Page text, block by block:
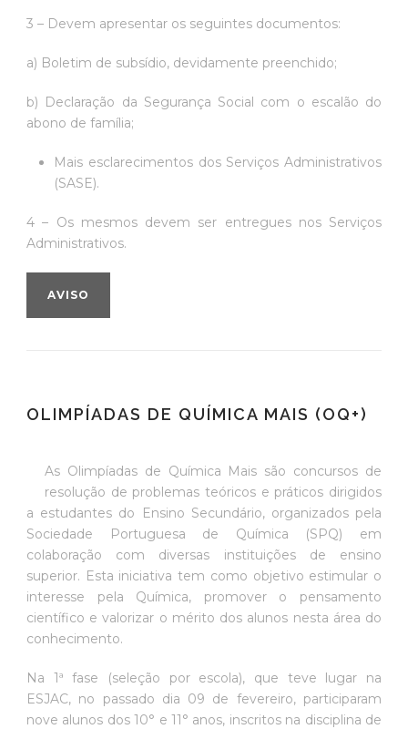
3 – Devem apresentar os seguintes documentos:
a) Boletim de subsídio, devidamente preenchido;
b) Declaração da Segurança Social com o escalão do
abono de família;
Mais esclarecimentos dos Serviços Administrativos
(SASE).
4 – Os mesmos devem ser entregues nos Serviços
Administrativos.
AVISO
OLIMPÍADAS DE QUÍMICA MAIS (OQ+)
As Olimpíadas de Química Mais são concursos de
resolução de problemas teóricos e práticos dirigidos
a estudantes do Ensino Secundário, organizados pela
Sociedade Portuguesa de Química (SPQ) em
colaboração com diversas instituições de ensino
superior. Esta iniciativa tem como objetivo estimular o
interesse pela Química, promover o pensamento
científico e valorizar o mérito dos alunos nesta área do
conhecimento.
Na 1ª fase (seleção por escola), que teve lugar na
ESJAC, no passado dia 09 de fevereiro, participaram
nove alunos dos 10° e 11° anos, inscritos na disciplina de